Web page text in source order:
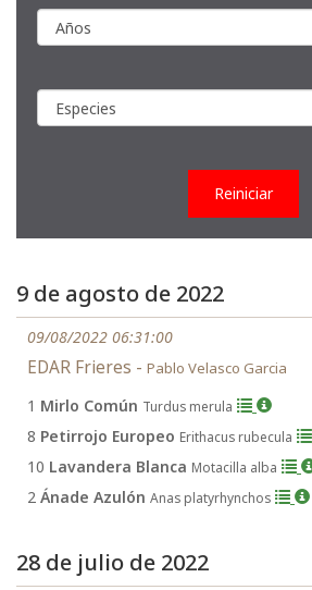
Reiniciar
9 de agosto de 2022
09/08/2022 06:31:00
EDAR Frieres - Pablo Velasco Garcia
1 Mirlo Común Turdus merula
8 Petirrojo Europeo Erithacus rubecula
10 Lavandera Blanca Motacilla alba
2 Ánade Azulón Anas platyrhynchos
28 de julio de 2022